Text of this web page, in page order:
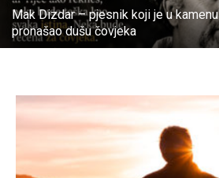
Mak Dizdar – pjesnik koji je u kamenu
pronašao dušu čovjeka